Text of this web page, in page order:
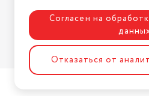
Разработка сайта
Согласен на
Отказаться от